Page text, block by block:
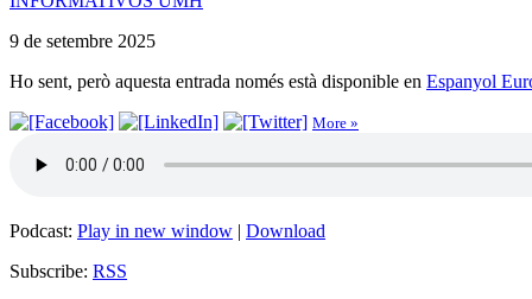
9 de setembre 2025
Ho sent, però aquesta entrada només està disponible en Espanyol
More »
Podcast: Play in new window | Download
Subscribe: RSS